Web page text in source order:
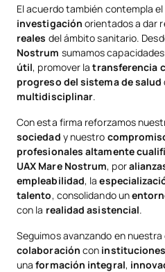
El acuerdo también contempla
investigación orientados a dar
reales del ámbito sanitario.
Nostrum sumamos
útil, promover latransferencia
progreso del sistema de salud
multidisciplinar.
Con esta firma reforzamos
sociedad y nuestro
profesionales altamente
UAX Mare Nostrum, por
empleabilidad, la
talento, consolidando un
con la realidad asistencial.
Seguimos avanzando en nuestra
colaboración con
unaformación integral,